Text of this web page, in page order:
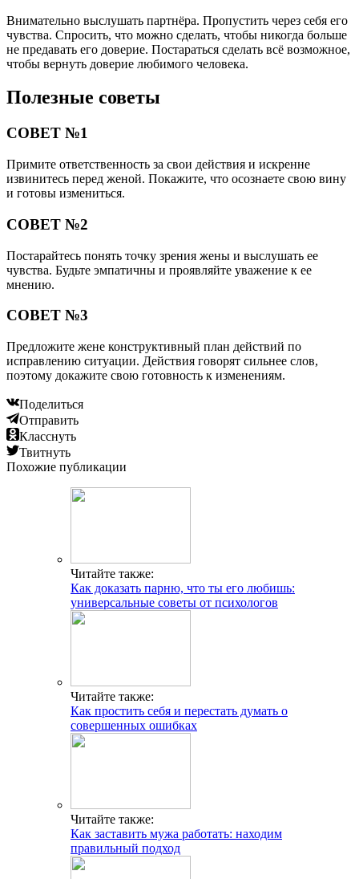
Внимательно выслушать партнёра. Пропустить через себя его
чувства. Спросить, что можно сделать, чтобы никогда больше
не предавать его доверие. Постараться сделать всё возможное,
чтобы вернуть доверие любимого человека.
Полезные советы
СОВЕТ №1
Примите ответственность за свои действия и искренне
извинитесь перед женой. Покажите, что осознаете свою вину
и готовы измениться.
СОВЕТ №2
Постарайтесь понять точку зрения жены и выслушать ее
чувства. Будьте эмпатичны и проявляйте уважение к ее
мнению.
СОВЕТ №3
Предложите жене конструктивный план действий по
исправлению ситуации. Действия говорят сильнее слов,
поэтому докажите свою готовность к изменениям.
Поделиться
Отправить
Класснуть
Твитнуть
Похожие публикации
Читайте также:
Как доказать парню, что ты его любишь:
универсальные советы от психологов
Читайте также:
Как простить себя и перестать думать о
совершенных ошибках
Читайте также:
Как заставить мужа работать: находим
правильный подход